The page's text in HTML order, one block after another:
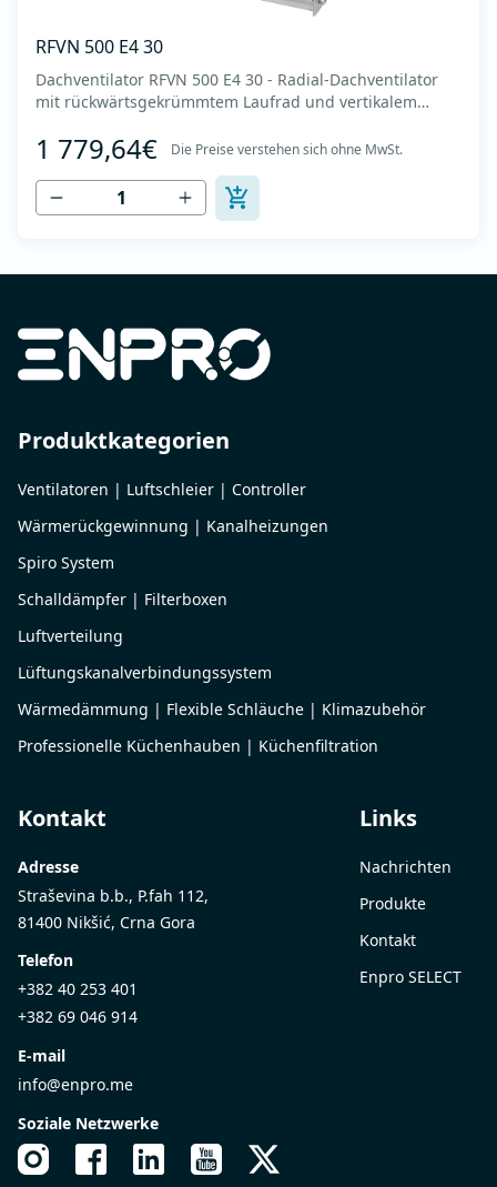
RFVN 500 E4 30
Dachventilator RFVN 500 E4 30 - Radial-Dachventilator
mit rückwärtsgekrümmtem Laufrad und vertikalem
Luftdurchsatz: bis zu 8.215 m3/h - Für Dauerbetrieb mit
Temperaturen bis 120 °C - Luftauslass mit Schutzgitter -
Zur Reinigung und Wartung lässt s...
1 779,64€ Die Preise verstehen sich ohne MwSt.
Produktkategorien
Ventilatoren | Luftschleier | Controller
Wärmerückgewinnung | Kanalheizungen
Spiro System
Schalldämpfer | Filterboxen
Luftverteilung
Lüftungskanalverbindungssystem
Wärmedämmung | Flexible Schläuche | Klimazubehör
Professionelle Küchenhauben | Küchenfiltration
Kontakt
Adresse
Straševina b.b., P.fah 112,
81400 Nikšić, Crna Gora
Telefon
+382 40 253 401
+382 69 046 914
E-mail
info@enpro.me
Soziale Netzwerke
Links
Nachrichten
Produkte
Kontakt
Enpro SELECT